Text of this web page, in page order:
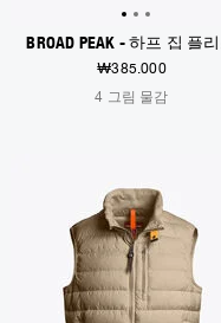
BROAD PEAK - 하프 집 플
₩385.000
4 그림 물감
NEW ARRIVALS